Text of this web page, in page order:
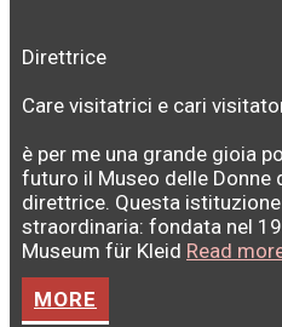
Direttrice
Care visitatrici e cari
è per me una grande gioia
futuro il Museo delle Donne
direttrice. Questa
straordinaria: fondata nel
Museum für Kleid Read
MORE